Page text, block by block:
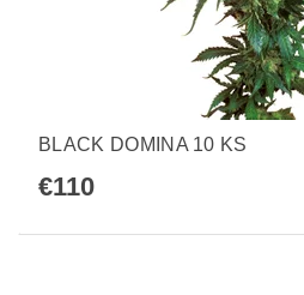
BLACK DOMINA 10 KS
€110